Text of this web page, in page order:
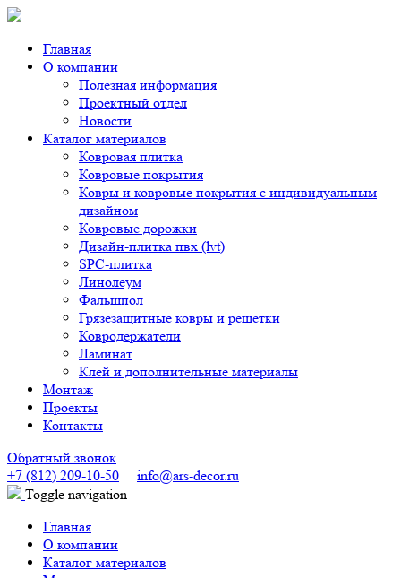
Главная
О компании
Полезная информация
Проектный отдел
Новости
Каталог материалов
Ковровая плитка
Ковровые покрытия
Ковры и ковровые покрытия с индивидуальным
дизайном
Ковровые дорожки
Дизайн-плитка пвх (lvt)
SPC-плитка
Линолеум
Фальшпол
Грязезащитные ковры и решётки
Ковродержатели
Ламинат
Клей и дополнительные материалы
Монтаж
Проекты
Контакты
Обратный звонок
+7 (812) 209-10-50
info@ars-decor.ru
Toggle navigation
Главная
О компании
Каталог материалов